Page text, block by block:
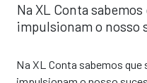
Na XL Conta
impulsionam o nosso
Na XL Conta sabemos que